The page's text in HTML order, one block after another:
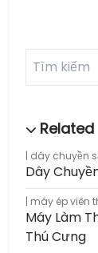
dây chuyền
Dây
máy ép viên
Máy Làm
Thú Cưng